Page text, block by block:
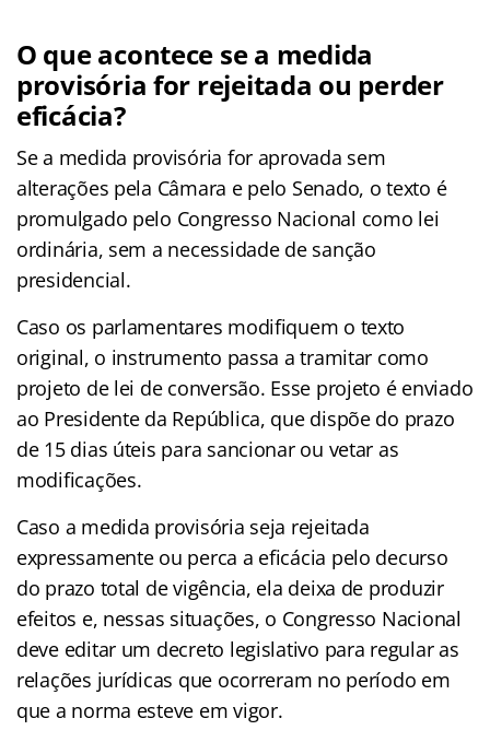
O que acontece se a medida
provisória for rejeitada ou perder
eficácia?
Se a medida provisória for aprovada sem
alterações pela Câmara e pelo Senado, o texto é
promulgado pelo Congresso Nacional como lei
ordinária, sem a necessidade de sanção
presidencial.
Caso os parlamentares modifiquem o texto
original, o instrumento passa a tramitar como
projeto de lei de conversão. Esse projeto é enviado
ao Presidente da República, que dispõe do prazo
de 15 dias úteis para sancionar ou vetar as
modificações.
Caso a medida provisória seja rejeitada
expressamente ou perca a eficácia pelo decurso
do prazo total de vigência, ela deixa de produzir
efeitos e, nessas situações, o Congresso Nacional
deve editar um decreto legislativo para regular as
relações jurídicas que ocorreram no período em
que a norma esteve em vigor.